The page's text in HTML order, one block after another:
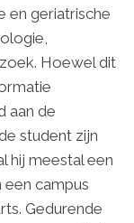
en geriatrische
Hoewel dit
aan de
student zijn
hij meestal een
een campus
Gedurende